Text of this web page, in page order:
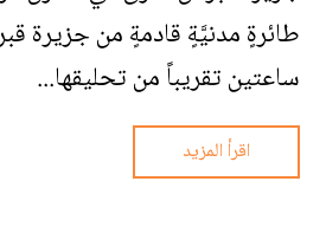
طائرةٍ مدنيَّةٍ قادمةٍ من جزيرة
ساعتين تقريباً من تحليقها...
اقرأ المزيد